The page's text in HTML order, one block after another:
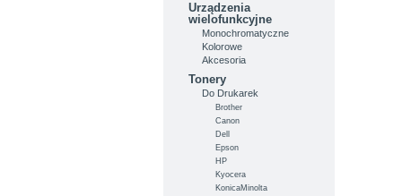
Urządzenia
wielofunkcyjne
Monochromatyczne
Kolorowe
Akcesoria
Tonery
Do Drukarek
Brother
Canon
Dell
Epson
HP
Kyocera
KonicaMinolta